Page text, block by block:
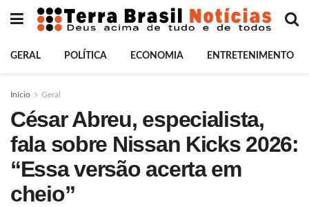
GERAL POLÍTICA ECONOMIA ENTRETENIMENTO
Início Geral
César Abreu, especialista,
fala sobre Nissan Kicks 2026:
“Essa versão acerta em
cheio”